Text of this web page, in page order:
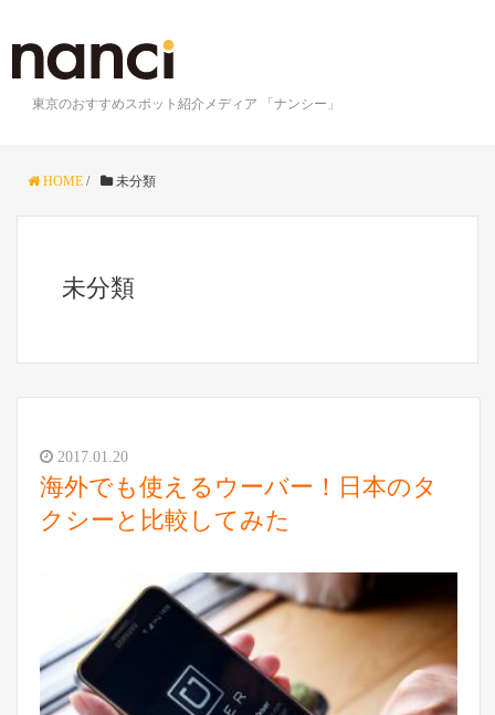
東京のおすすめスポット紹介メディア 「ナンシー」
HOME / 未分類
未分類
2017.01.20
海外でも使えるウーバー！日本のタ
クシーと比較してみた